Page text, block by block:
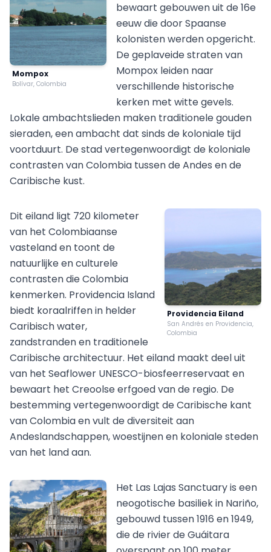
Mompox
Bolívar, Colombia
bewaart gebouwen uit de 16e
eeuw die door Spaanse
kolonisten werden opgericht.
De geplaveide straten van
Mompox leiden naar
verschillende historische
kerken met witte gevels.
Lokale ambachtslieden maken traditionele gouden
sieraden, een ambacht dat sinds de koloniale tijd
voortduurt. De stad vertegenwoordigt de koloniale
contrasten van Colombia tussen de Andes en de
Caribische kust.
Providencia Eiland
San Andrés en Providencia,
Colombia
Dit eiland ligt 720 kilometer
van het Colombiaanse
vasteland en toont de
natuurlijke en culturele
contrasten die Colombia
kenmerken. Providencia Island
biedt koraalriffen in helder
Caribisch water,
zandstranden en traditionele
Caribische architectuur. Het eiland maakt deel uit
van het Seaflower UNESCO-biosfeerreservaat en
bewaart het Creoolse erfgoed van de regio. De
bestemming vertegenwoordigt de Caribische kant
van Colombia en vult de diversiteit aan
Andeslandschappen, woestijnen en koloniale steden
van het land aan.
Het Las Lajas Sanctuary is een
neogotische basiliek in Nariño,
gebouwd tussen 1916 en 1949,
die de rivier de Guáitara